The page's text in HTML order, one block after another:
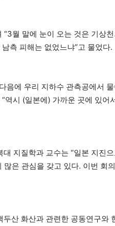
“3월 말에 눈이 오는 것은 기상
측 피해는 없었느냐”고 물었다.
음에 우리 지하수 관측공에서
역시 (일본에) 가까운 곳에 있어
지질학과 교수는 “일본 지진
많은 관심을 갖고 있다. 이번 회
산 화산과 관련한 공동연구와